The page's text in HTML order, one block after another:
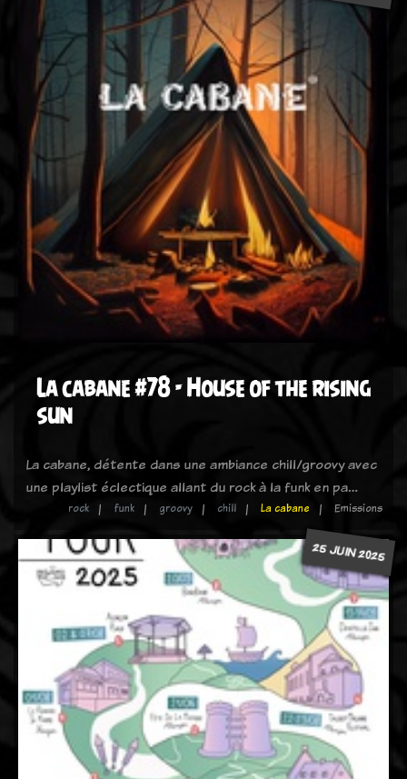
La cabane #78 - House of the rising
sun
La cabane, détente dans une ambiance chill/groovy avec
une playlist éclectique allant du rock à la funk en pa…
rock funk groovy chill La cabane Emissions
25 JUIN 2025